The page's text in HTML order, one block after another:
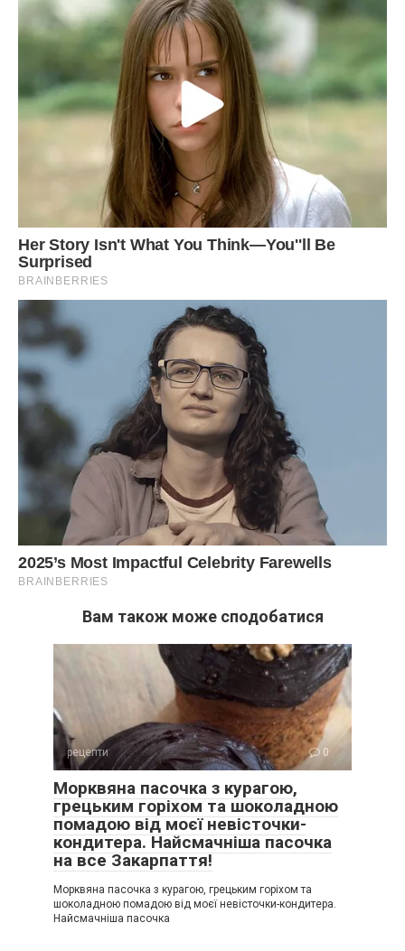
Вам також може сподобатися
рецепти 0
Морквяна пасочка з курагою,
грецьким горіхом та шоколадною
помадою від моєї невісточки-
кондитера. Найсмачніша пасочка
на все Закарпаття!
Морквяна пасочка з курагою, грецьким горіхом та
шоколадною помадою від моєї невісточки-кондитера.
Найсмачніша пасочка